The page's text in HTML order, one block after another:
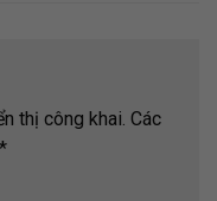
thị công khai. Các
*